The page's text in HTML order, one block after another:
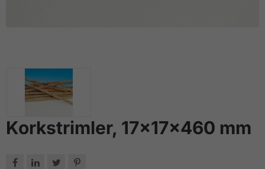
Korkstrimler, 17x17x460 mm
   